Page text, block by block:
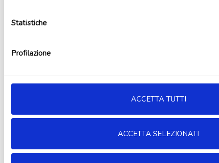
Statistiche
Profilazione
ACCETTA TUTTI
ACCETTA SELEZIONATI